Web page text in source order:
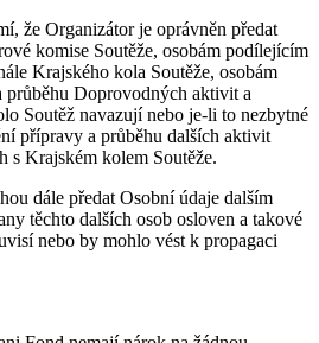
že Organizátor je oprávněn předat
komise Soutěže, osobám podílejícím
Krajského kola Soutěže, osobám
průběhu Doprovodných aktivit a
Soutěž navazují nebo je-li to nezbytné
přípravy a průběhu dalších aktivit
s Krajském kolem Soutěže.
dále předat Osobní údaje dalším
těchto dalších osob osloven a takové
nebo by mohlo vést k propagaci